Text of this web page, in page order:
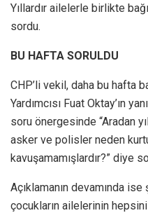
Yıllardır ailelerle birlikte
sordu.
BU HAFTA SORULDU
CHP’li vekil, daha bu hafta
Yardımcısı Fuat Oktay’ın
soru önergesinde “Aradan
asker ve polisler neden
kavuşamamışlardır?” diye
Açıklamanın devamında
çocukların ailelerinin